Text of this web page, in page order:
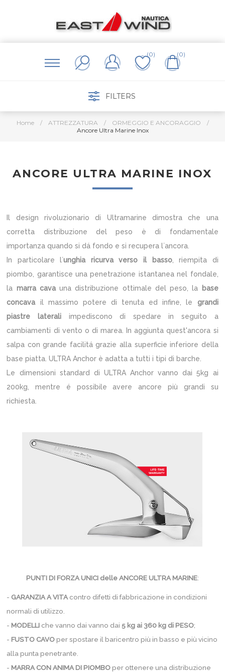
(0) (0)
FILTERS
Home / ATTREZZATURA / ORMEGGIO E ANCORAGGIO
/
Ancore Ultra Marine Inox
ANCORE ULTRA MARINE INOX
Il design rivoluzionario di Ultramarine dimostra che una
corretta distribuzione del peso è di fondamentale
importanza quando si dá fondo e si recupera l´ancora.
In particolare l´unghia ricurva verso il basso, riempita di
piombo, garantisce una penetrazione istantanea nel fondale,
la marra cavauna distribuzione ottimale del peso, la
base
concavail massimo potere di tenuta ed infine, le grandi
piastre laterali impediscono di spedare in seguito a
cambiamenti di vento o di marea. In aggiunta quest'ancora si
salpa con grande facilitá grazie alla superficie inferiore della
base piatta. ULTRA Anchor è adatta a tutti i tipi di barche.
Le dimensioni standard di ULTRA Anchor vanno dai 5kg ai
200kg, mentre é possibile avere ancore più grandi su
richiesta.
PUNTI DI FORZA UNICI delle ANCORE ULTRA MARINE:
- GARANZIA A VITA contro difetti di fabbricazione in condizioni
normali di utilizzo.
- MODELLI che vanno dai vanno dai 5 kg ai 360 kg di PESO;
- FUSTO CAVO per spostare il baricentro più in basso e più vicino
alla punta penetrante.
- MARRA CON ANIMA DI PIOMBO per ottenere una distribuzione